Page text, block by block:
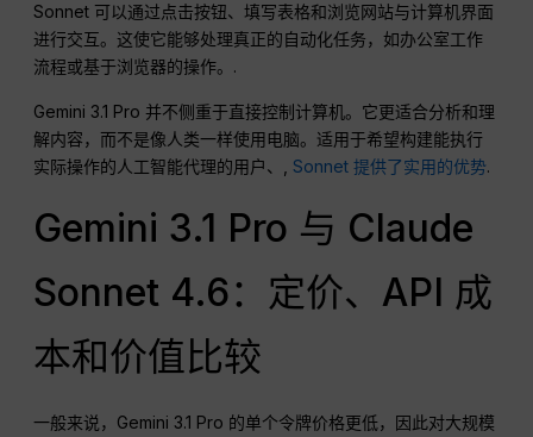
Sonnet 可以通过点击按钮、填写表格和浏览网站与计算机界面
进行交互。这使它能够处理真正的自动化任务，如办公室工作
流程或基于浏览器的操作。.
Gemini 3.1 Pro 并不侧重于直接控制计算机。它更适合分析和理
解内容，而不是像人类一样使用电脑。适用于希望构建能执行
实际操作的人工智能代理的用户、,Sonnet 提供了实用的优势.
Gemini 3.1 Pro 与 Claude
Sonnet 4.6：定价、API 成
本和价值比较
一般来说，Gemini 3.1 Pro 的单个令牌价格更低，因此对大规模